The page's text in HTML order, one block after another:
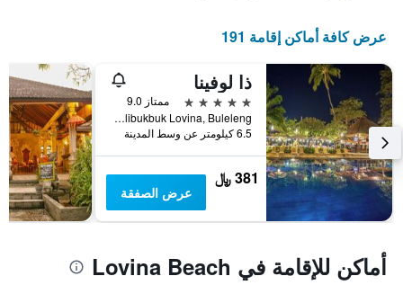
عرض كافة أماكن إقامة 191
ذا لوفينا
5 نجوم
ممتاز 9.0
Jl. Mas Lovina, Kalibukbuk Lovina, Buleleng, إندونيسيا
6.5 كيلومتر عن وسط المدينة
381 ﷼
عرض الصفقة
أماكن للإقامة في Lovina Beach